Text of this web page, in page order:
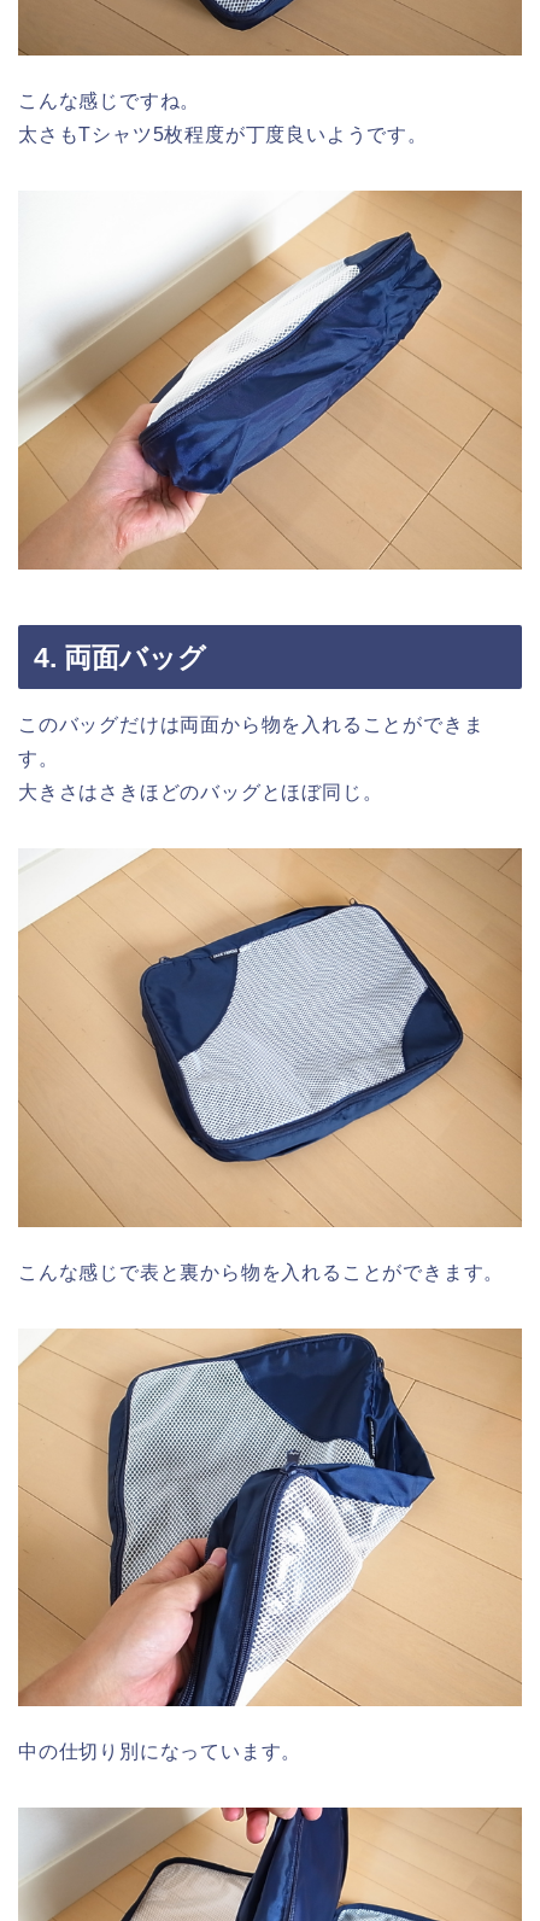
こんな感じですね。
太さもTシャツ5枚程度が丁度良いようです。
4. 両面バッグ
このバッグだけは両面から物を入れることができま
す。
大きさはさきほどのバッグとほぼ同じ。
こんな感じで表と裏から物を入れることができます。
中の仕切り別になっています。